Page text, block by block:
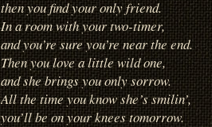
then you find your only friend.
In a room with your two-timer,
and you’re sure you’re near the end.
Then you love a little wild one,
and she brings you only sorrow.
All the time you know she’s smilin’,
you’ll be on your knees tomorrow.